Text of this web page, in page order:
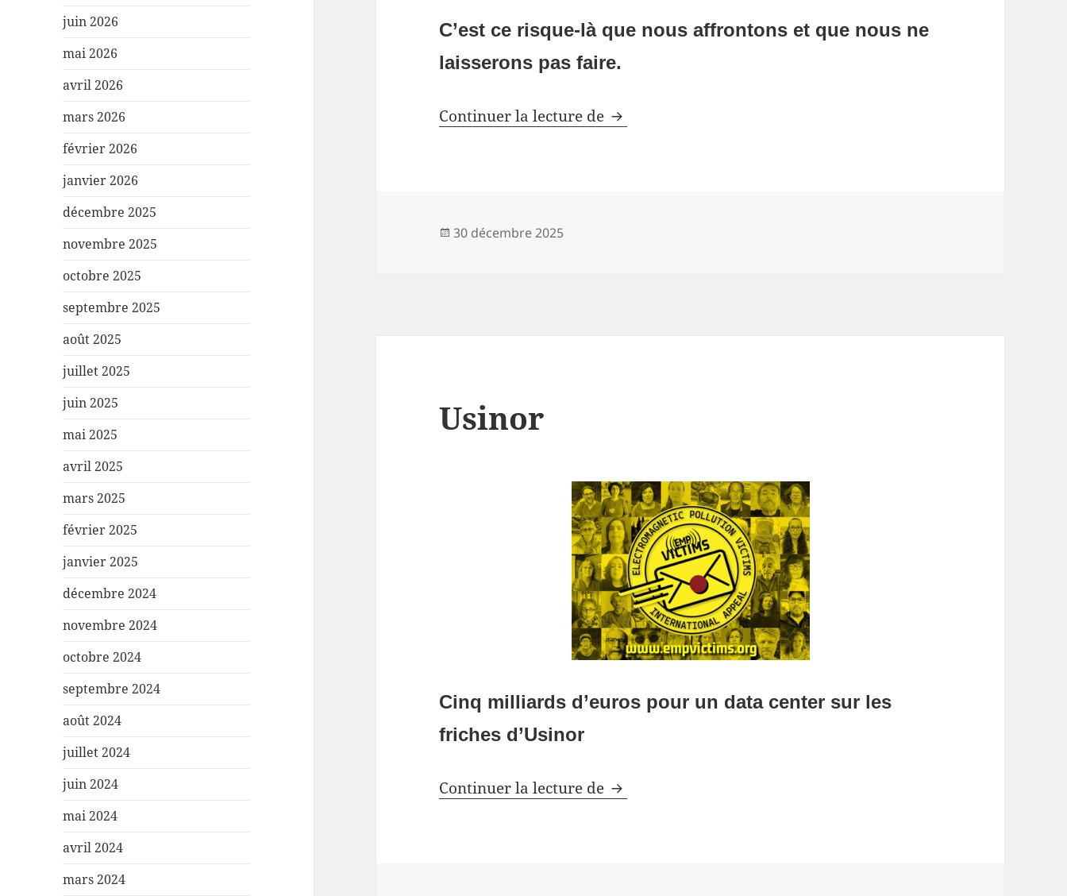
juin 2026
mai 2026
avril 2026
mars 2026
février 2026
janvier 2026
décembre 2025
novembre 2025
octobre 2025
septembre 2025
août 2025
juillet 2025
juin 2025
mai 2025
avril 2025
mars 2025
février 2025
janvier 2025
décembre 2024
novembre 2024
octobre 2024
septembre 2024
août 2024
juillet 2024
juin 2024
mai 2024
avril 2024
mars 2024
C’est ce risque-là que nous affrontons et que nous ne
laisserons pas faire.
Continuer la lecture de Soutenez la désobéissance fertile dans son procès
Publié
30 décembre 2025
Usinor
Cinq milliards d’euros pour un data center sur les
friches d’Usinor
Continuer la lecture de Usinor